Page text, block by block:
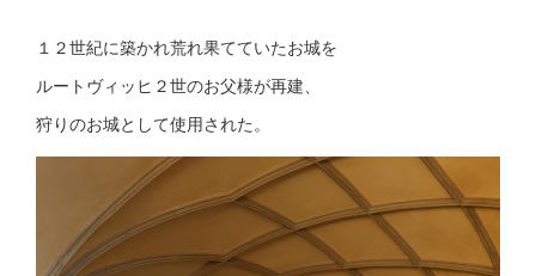
１２世紀に築かれ荒れ果てていたお城を
ルートヴィッヒ２世のお父様が再建、
狩りのお城として使用された。